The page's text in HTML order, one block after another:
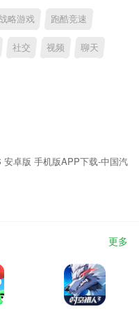
略游戏 跑酷竞速
社交 视频 聊天
卓版 手机版APP下载-中国汽
更多